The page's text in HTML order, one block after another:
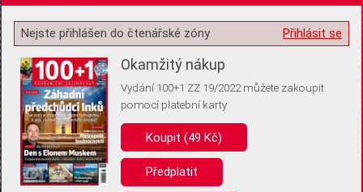
Žádost o souhlas s ukládáním volitelných informací
Pro základní fungování webu nepotřebujeme ukládat žádné informace
(tzv. cookies apod.). Rádi bychom vás ale požádali o souhlas s
uložením volitelných informací:
Přihlásit se
Nejste přihlášen do čtenářské zóny
Okamžitý nákup
Vydání 100+1 ZZ 19/2022 můžete zakoupit
pomocí platební karty
Koupit (49 Kč)
Předplatit